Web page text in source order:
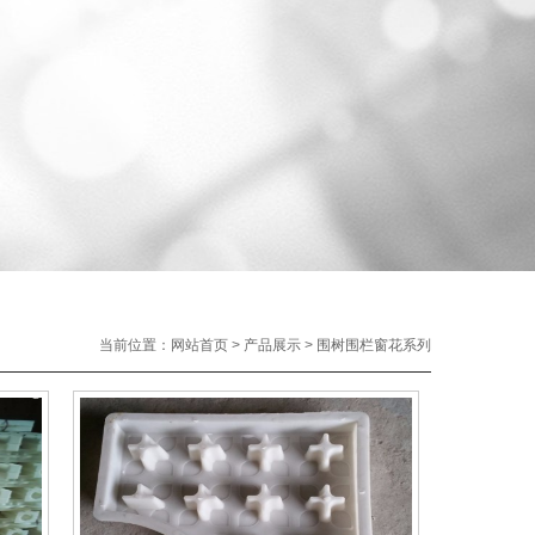
当前位置： 网站首页 > 产品展示 > 围树围栏窗花系列